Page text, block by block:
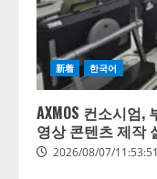
新着 한국어
AXMOS 컨소시엄,
영상 콘텐츠 제작
2026/08/07/11:53:51